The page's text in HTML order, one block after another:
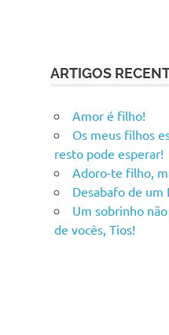
ARTIGOS
Amor é filho!
Os meus filhos
resto pode esperar!
Adoro-te filho,
Desabafo de um
Um sobrinho
de vocês, Tios!